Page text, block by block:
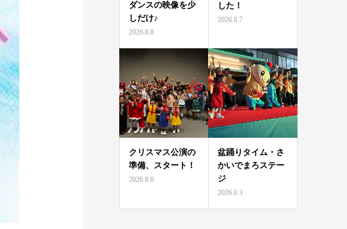
ダンスの映像を少
しだけ♪
2026.8.8
した！
2026.8.7
クリスマス公演の
準備、スタート！
2026.8.6
盆踊りタイム・さ
かいでまろステー
ジ
2026.8.3